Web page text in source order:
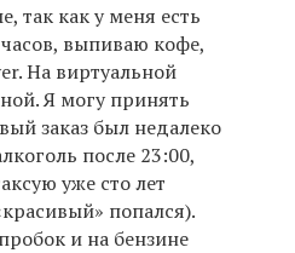
так как у меня есть
выпиваю кофе,
На виртуальной
Я могу принять
заказ был недалеко
после 23:00,
уже сто лет
попался).
и на бензине